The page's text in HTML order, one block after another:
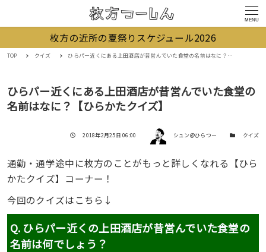
MENU
枚方の近所の夏祭りスケジュール2026
TOP クイズ ひらパー近くにある上田酒店が昔営んでいた食堂の名前はなに？【ひらかたクイズ】
ひらパー近くにある上田酒店が昔営んでいた食堂の
名前はなに？【ひらかたクイズ】
投稿日
2018年2月25日 06:00 著者 シュン@ひらつー カテゴリー
クイズ
通勤・通学途中に枚方のことがもっと詳しくなれる【ひら
かたクイズ】コーナー！
今回のクイズはこちら↓
Q. ひらパー近くの上田酒店が昔営んでいた食堂の
名前は何でしょう？